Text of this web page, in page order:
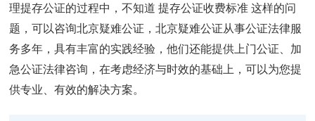
理提存公证的过程中，不知道 提存公证收费标准 这样的问
题，可以咨询北京疑难公证，北京疑难公证从事公证法律服
务多年，具有丰富的实践经验，他们还能提供上门公证、加
急公证法律咨询，在考虑经济与时效的基础上，可以为您提
供专业、有效的解决方案。